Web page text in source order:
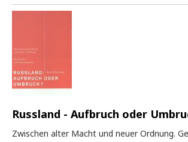
Russland - Aufbruch oder
Zwischen alter Macht und neuer Ordnung.